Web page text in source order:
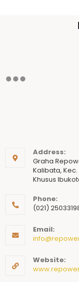
Address:
Graha
Kalibata,
Khusus
Phone:
(021)
Email:
Website: